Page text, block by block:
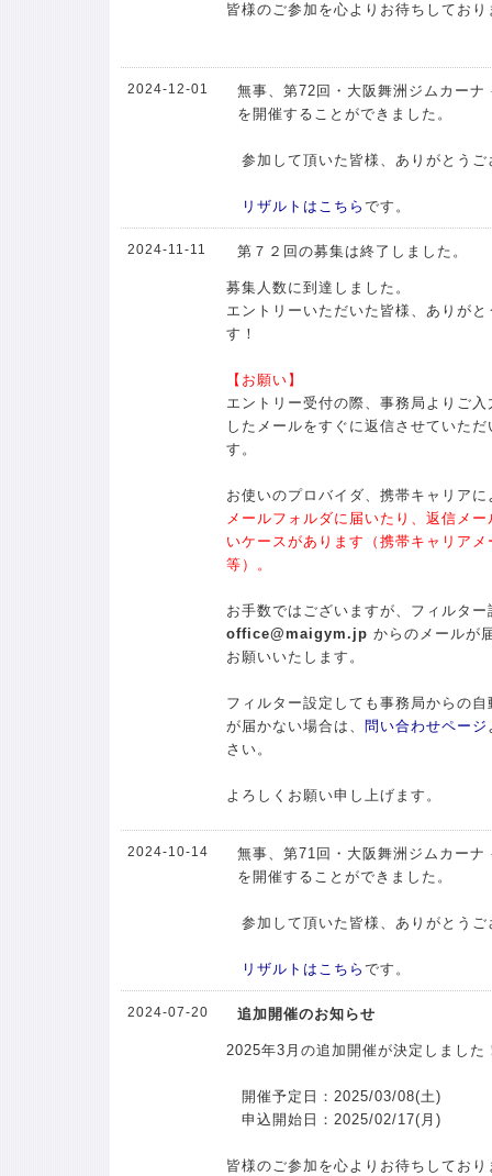
皆様のご参加を心よりお待ちしており
2024-12-01
無事、第72回・大阪舞洲ジムカーナ
を開催することができました。
参加して頂いた皆様、ありがとうご
リザルトはこちら です。
2024-11-11 第７２回の募集は終了しました。
募集人数に到達しました。
エントリーいただいた皆様、ありがと
す！
【お願い】
エントリー受付の際、事務局よりご
したメールをすぐに返信させていた
す。
お使いのプロバイダ、携帯キャリアに
メールフォルダに届いたり、返信メ
いケースがあります（携帯キャリア
等）。
お手数ではございますが、フィルター
office@maigym.jp からのメールが
お願いいたします。
フィルター設定しても事務局からの
が届かない場合は、 問い合わせページ
さい。
よろしくお願い申し上げます。
2024-10-14
無事、第71回・大阪舞洲ジムカーナ
を開催することができました。
参加して頂いた皆様、ありがとうご
リザルトはこちら です。
2024-07-20 追加開催のお知らせ
2025年3月の追加開催が決定しました
開催予定日：2025/03/08(土)
申込開始日：2025/02/17(月)
皆様のご参加を心よりお待ちしており